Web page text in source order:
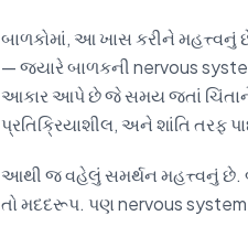
બાળકોમાં, આ ખાસ કરીને મહત્ત્વનું
— જ્યારે બાળકની nervous
આકાર આપે છે જે સમય જતાં
પ્રતિક્રિયાશીલ, અને શાંતિ તરફ
આથી જ વહેલું સમર્થન મહત્ત્વનું છે.
તો મદદરૂપ. પણ nervous system